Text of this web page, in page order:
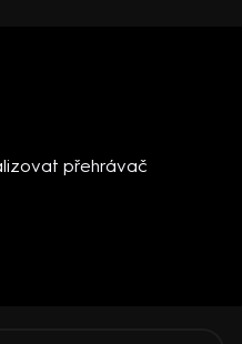
přehrávač